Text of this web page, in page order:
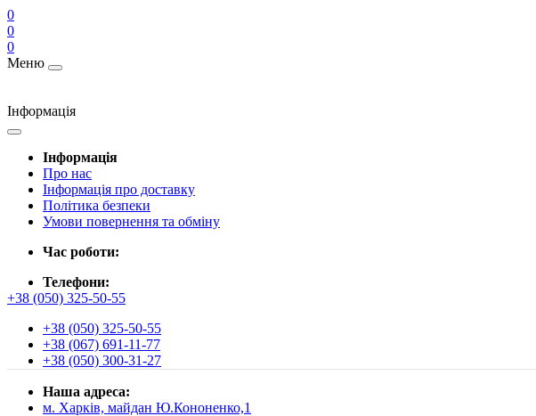
0
0
0
Меню
Інформація
Інформація
Про нас
Інформація про доставку
Політика безпеки
Умови повернення та обміну
Час роботи:
Телефони:
+38 (050) 325-50-55
+38 (050) 325-50-55
+38 (067) 691-11-77
+38 (050) 300-31-27
Наша адреса:
м. Харків, майдан Ю.Кононенко,1